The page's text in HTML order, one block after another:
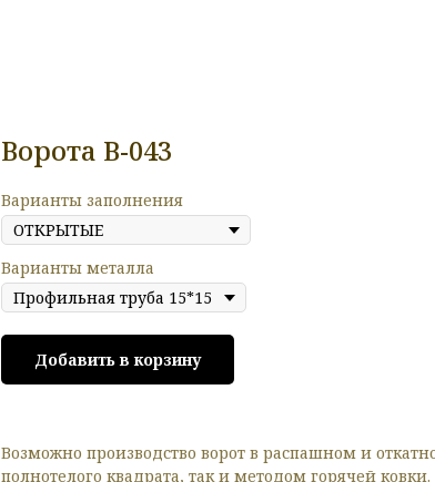
Ворота В-043
Варианты заполнения
Варианты металла
Добавить в корзину
Возможно производство ворот в распашном и
полнотелого квадрата, так и методом горячей ковки.